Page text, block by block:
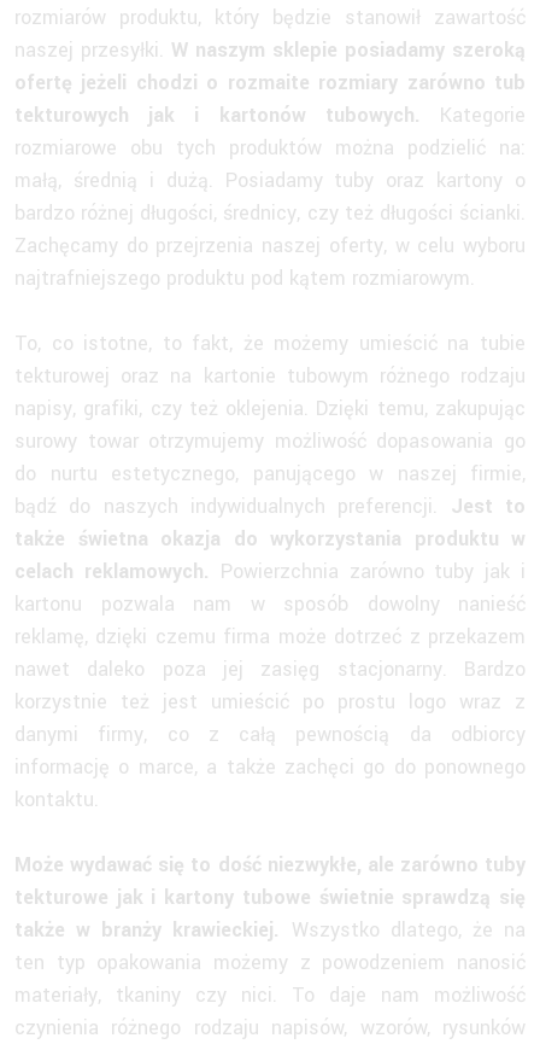
rozmiarów produktu, który będzie stanowił zawartość
naszej przesyłki. W naszym sklepie posiadamy szeroką
ofertę jeżeli chodzi o rozmaite rozmiary zarówno tub
tekturowych jak i kartonów tubowych. Kategorie
rozmiarowe obu tych produktów można podzielić na:
małą, średnią i dużą. Posiadamy tuby oraz kartony o
bardzo różnej długości, średnicy, czy też długości ścianki.
Zachęcamy do przejrzenia naszej oferty, w celu wyboru
najtrafniejszego produktu pod kątem rozmiarowym.
To, co istotne, to fakt, że możemy umieścić na tubie
tekturowej oraz na kartonie tubowym różnego rodzaju
napisy, grafiki, czy też oklejenia. Dzięki temu, zakupując
surowy towar otrzymujemy możliwość dopasowania go
do nurtu estetycznego, panującego w naszej firmie,
bądź do naszych indywidualnych preferencji. Jest to
także świetna okazja do wykorzystania produktu w
celach reklamowych. Powierzchnia zarówno tuby jak i
kartonu pozwala nam w sposób dowolny nanieść
reklamę, dzięki czemu firma może dotrzeć z przekazem
nawet daleko poza jej zasięg stacjonarny. Bardzo
korzystnie też jest umieścić po prostu logo wraz z
danymi firmy, co z całą pewnością da odbiorcy
informację o marce, a także zachęci go do ponownego
kontaktu.
Może wydawać się to dość niezwykłe, ale zarówno tuby
tekturowe jak i kartony tubowe świetnie sprawdzą się
także w branży krawieckiej. Wszystko dlatego, że na
ten typ opakowania możemy z powodzeniem nanosić
materiały, tkaniny czy nici. To daje nam możliwość
czynienia różnego rodzaju napisów, wzorów, rysunków